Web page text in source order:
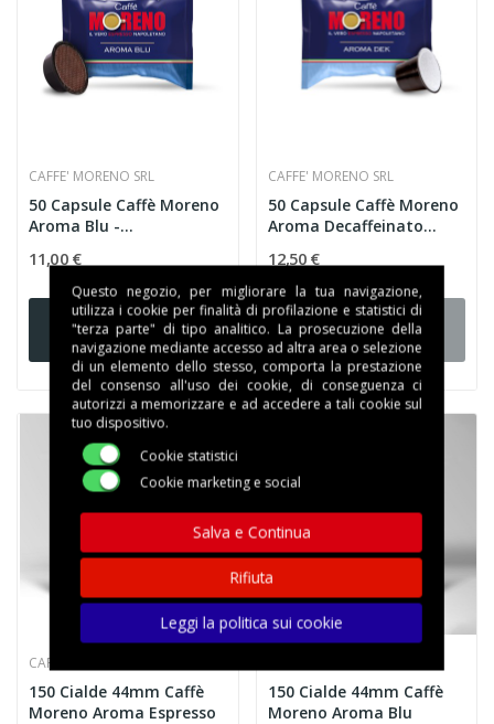
CAFFE' MORENO SRL
50 Capsule Caffè Moreno
Aroma Blu -
11,00 €
Aggiungi al
carrello
CAFFE' MORENO SRL
50 Capsule Caffè Moreno
Aroma Decaffeinato
12,50 €
Aggiungi al
carrello
CAFFE' MORENO SRL
150 Cialde 44mm Caffè
Moreno Aroma Espresso
150 Cialde 44mm Caffè
Moreno Aroma Blu
Questo negozio, per migliorare la tua navigazione,
utilizza i cookie per finalità di profilazione e statistici di
"terza parte" di tipo analitico. La prosecuzione della
navigazione mediante accesso ad altra area o selezione
di un elemento dello stesso, comporta la prestazione
del consenso all'uso dei cookie, di conseguenza ci
autorizzi a memorizzare e ad accedere a tali cookie sul
tuo dispositivo.
Cookie statistici
Cookie marketing e social
Salva e Continua
Rifiuta
Leggi la politica sui cookie